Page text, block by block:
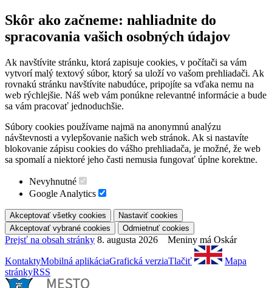
Skôr ako začneme: nahliadnite do
spracovania vašich osobných údajov
Ak navštívite stránku, ktorá zapisuje cookies, v počítači sa vám
vytvorí malý textový súbor, ktorý sa uloží vo vašom prehliadači. Ak
rovnakú stránku navštívite nabudúce, pripojíte sa vďaka nemu na
web rýchlejšie. Náš web vám ponúkne relevantné informácie a bude
sa vám pracovať jednoduchšie.
Súbory cookies používame najmä na anonymnú analýzu
návštevnosti a vylepšovanie našich web stránok. Ak si nastavíte
blokovanie zápisu cookies do vášho prehliadača, je možné, že web
sa spomalí a niektoré jeho časti nemusia fungovať úplne korektne.
Nevyhnutné
Google Analytics
Prejsť na obsah stránky 8. augusta 2026 Meniny má Oskár
KontaktyMobilná aplikáciaGrafická verziaTlačiť
Mapa
stránkyRSS